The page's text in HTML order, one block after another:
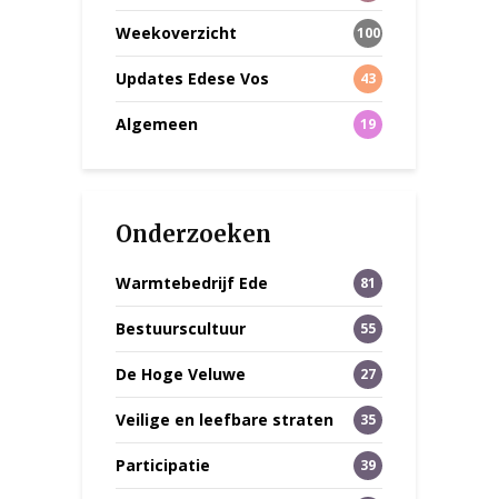
Weekoverzicht 100
Updates Edese Vos 43
Algemeen 19
Onderzoeken
Warmtebedrijf Ede 81
Bestuurscultuur 55
De Hoge Veluwe 27
Veilige en leefbare straten 35
Participatie 39